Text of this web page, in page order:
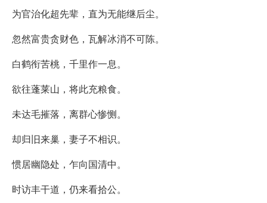
为官治化超先辈，直为无能继后尘。
忽然富贵贪财色，瓦解冰消不可陈。
白鹤衔苦桃，千里作一息。
欲往蓬莱山，将此充粮食。
未达毛摧落，离群心惨恻。
却归旧来巢，妻子不相识。
惯居幽隐处，乍向国清中。
时访丰干道，仍来看拾公。